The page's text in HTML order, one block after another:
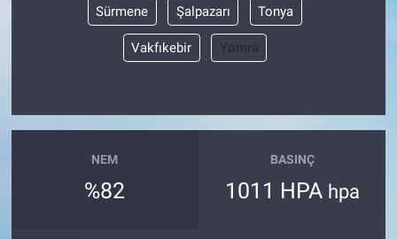
Sürmene Şalpazarı Tonya
Vakfıkebir Yomra
NEM
%82
BASINÇ
1011 HPA hpa